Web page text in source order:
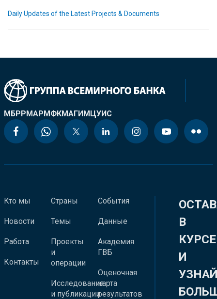
Daily Updates of the Latest Projects & Documents
МБРРМАРМФКМАГИМЦУИС
Кто мы
Новости
Работа
Контакты
Страны
Темы
Проекты
и
операции
Исследования
и публикации
События
Данные
Академия
ГВБ
Оценочная
карта
результатов
В
КУРСЕ
И